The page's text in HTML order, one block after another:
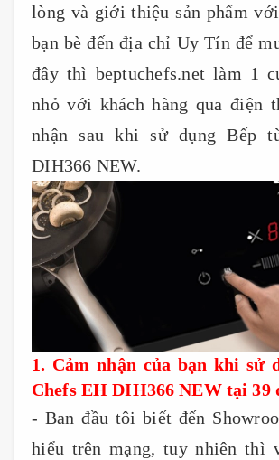
lòng và giới thiệu sản phẩm
bạn bè đến địa chỉ Uy Tín để
đây thì beptuchefs.net làm 1
nhỏ với khách hàng qua điện
nhận sau khi sử dụng Bếp
DIH366 NEW.
1. Cảm nhận của bạn khi sử
Chefs EH DIH366 NEW tại 39
- Ban đầu tôi biết đến
hiểu trên mạng, tuy nhiên thì